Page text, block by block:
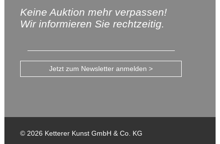
Keine Auktion mehr verpassen!
Wir informieren Sie rechtzeitig.
Jetzt zum Newsletter anmelden >
© 2026 Ketterer Kunst GmbH & Co. KG